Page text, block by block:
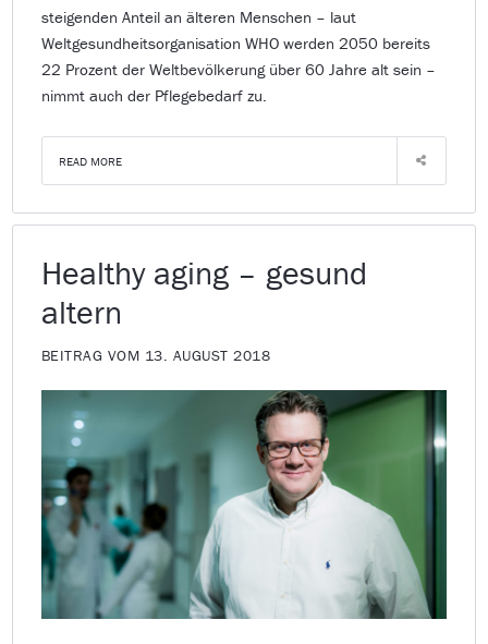
steigenden Anteil an älteren Menschen – laut
Weltgesundheitsorganisation WHO werden 2050 bereits
22 Prozent der Weltbevölkerung über 60 Jahre alt sein –
nimmt auch der Pflegebedarf zu.
READ MORE
Healthy aging – gesund
altern
BEITRAG VOM 13. AUGUST 2018